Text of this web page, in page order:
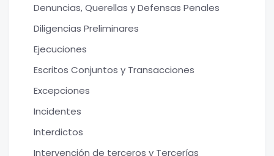
Denuncias, Querellas y Defensas Penales
Diligencias Preliminares
Ejecuciones
Escritos Conjuntos y Transacciones
Excepciones
Incidentes
Interdictos
Intervención de terceros y Tercerías